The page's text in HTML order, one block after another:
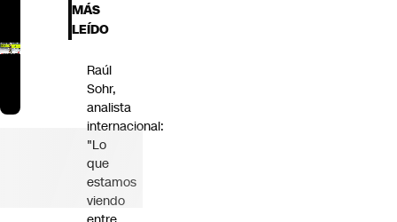
MÁS
LEÍDO
Raúl
Sohr,
analista
internacional:
"Lo
que
estamos
viendo